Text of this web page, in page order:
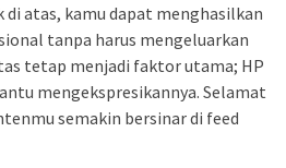
atas, kamu dapat menghasilkan
tanpa harus mengeluarkan
tetap menjadi faktor utama; HP
mengekspresikannya. Selamat
semakin bersinar di feed